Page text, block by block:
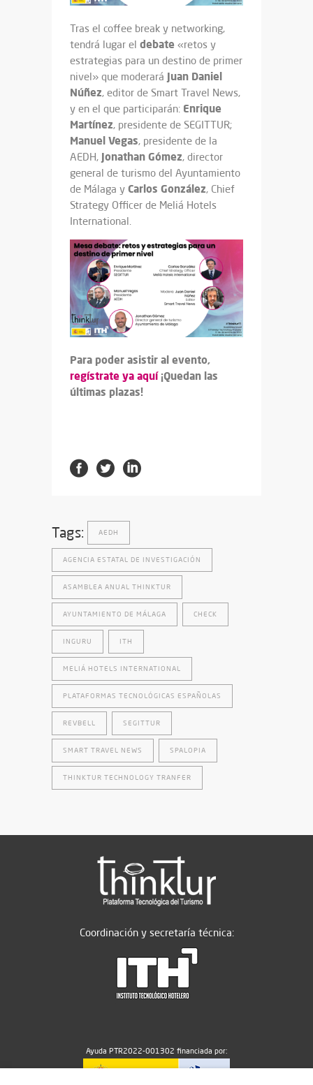
Tras el coffee break y networking,
tendrá lugar el debate «retos y
estrategias para un destino de primer
nivel» que moderará Juan Daniel
Núñez, editor de Smart Travel News,
y en el que participarán: Enrique
Martínez, presidente de SEGITTUR;
Manuel Vegas, presidente de la
AEDH, Jonathan Gómez, director
general de turismo del Ayuntamiento
de Málaga y Carlos González, Chief
Strategy Officer de Meliá Hotels
International.
Para poder asistir al evento,
regístrate ya aquí¡Quedan las
últimas plazas!
Tags: AEDH
AGENCIA ESTATAL DE INVESTIGACIÓN
ASAMBLEA ANUAL THINKTUR
AYUNTAMIENTO DE MÁLAGA CHECK
INGURU ITH
MELIÁ HOTELS INTERNATIONAL
PLATAFORMAS TECNOLÓGICAS ESPAÑOLAS
REVBELL SEGITTUR
SMART TRAVEL NEWS SPALOPIA
THINKTUR TECHNOLOGY TRANFER
Coordinación y secretaría técnica:
Ayuda PTR2022-001302 financiada por: